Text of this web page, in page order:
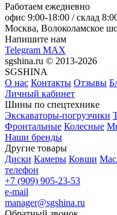
Работаем ежедневно
офис 9:00-18:00 / склад
Москва, Волоколамское
Напишите нам
Telegram MAX
sgshina.ru © 2013-2026
SGSHINA
О нас Контакты Отзывы
Личный кабинет
Шины по спецтехнике
Экскаваторы-погрузчики
Фронтальные Колесные
Наши бренды
Другие товары
Диски Камеры Ковши
телефон
+7 (909) 905-23-53
e-mail
manager@sgshina.ru